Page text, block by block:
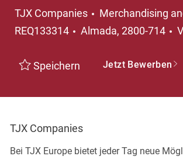
TJX Companies Kategorie
Merchandising
REQ133314
Ort
Almada, 2800-714
Speichern Jetzt Bewerben
TJX Companies
Bei TJX Europe bietet jeder Tag neue